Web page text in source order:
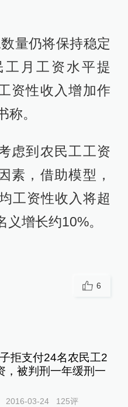
量仍将保持稳定
月工资水平提
资性收入增加作
称。
虑到农民工工资
素，借助模型，
工资性收入将超
增长约10%。
6
拒支付24名农民工2
，被判刑一年缓刑一
2016-03-24 125评